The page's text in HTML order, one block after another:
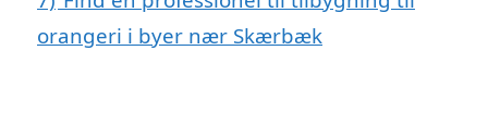
orangeri i byer nær Skærbæk